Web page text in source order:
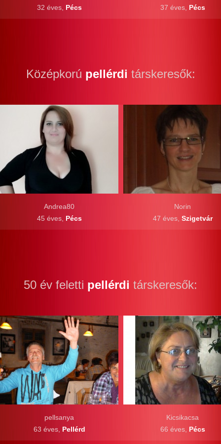
37 éves, Pécs
32 éves, Pécs
Középkorú pellérdi társkeresők:
Andrea80
45 éves, Pécs
Norin
47 éves, Szigetvár
50 év feletti pellérdi társkeresők:
Kicsikacsa
66 éves, Pécs
pellsanya
63 éves, Pellérd